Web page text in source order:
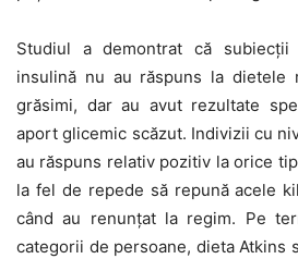
Studiul a demontrat că
insulină nu au răspuns la dietele
grăsimi, dar au avut rezultate
aport glicemic scăzut. Indivizii cu
au răspuns relativ pozitiv la orice
la fel de repede să repună acele
când au renunțat la regim. Pe
categorii de persoane, dieta Atkins